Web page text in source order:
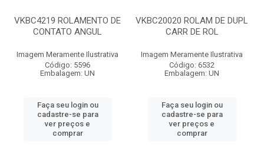
VKBC4219 ROLAMENTO DE
CONTATO ANGUL
Imagem Meramente Ilustrativa
Código: 5596
Embalagem: UN
Faça seu login ou
cadastre-se para
ver preços e
comprar
VKBC20020 ROLAM DE DUPL
CARR DE ROL
Imagem Meramente Ilustrativa
Código: 6532
Embalagem: UN
Faça seu login ou
cadastre-se para
ver preços e
comprar